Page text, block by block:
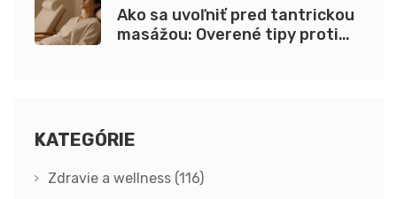
Ako sa uvoľniť pred tantrickou
masážou: Overené tipy proti
KATEGÓRIE
Zdravie a wellness (116)